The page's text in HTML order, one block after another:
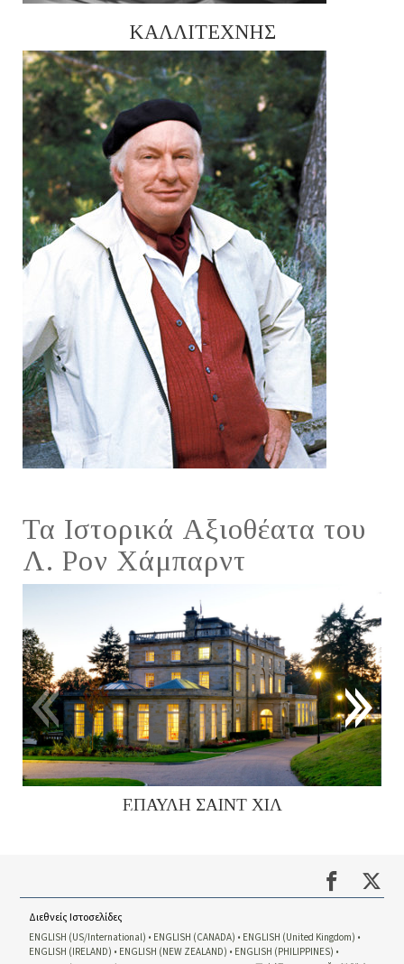
ΚΑΛΛΙΤΕΧΝΗΣ
Τα Ιστορικά Αξιοθέατα του
Λ. Ρον Χάμπαρντ
ΕΠΑΥΛΗ ΣΑΙΝΤ ΧΙΛ
Διεθνείς Ιστοσελίδες
ENGLISH (US/International) ENGLISH (CANADA)
ENGLISH (United Kingdom)
ENGLISH (IRELAND)
ENGLISH (NEW ZEALAND)
ENGLISH (PHILIPPINES)